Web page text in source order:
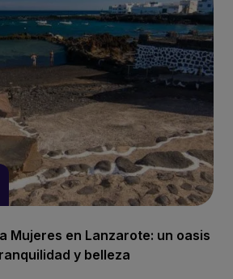
Mujeres en Lanzarote: un oasis
y belleza